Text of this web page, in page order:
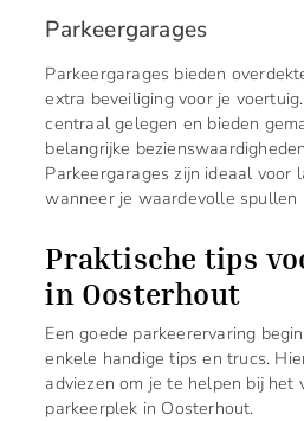
Parkeergarages
Parkeergarages bieden
extra beveiliging voor je
centraal gelegen en bieden
belangrijke
Parkeergarages zijn ideaal voor
wanneer je waardevolle spullen
Praktische tips
in Oosterhout
Een goede parkeerervaring
enkele handige tips en trucs.
adviezen om je te helpen bij het
parkeerplek in Oosterhout.